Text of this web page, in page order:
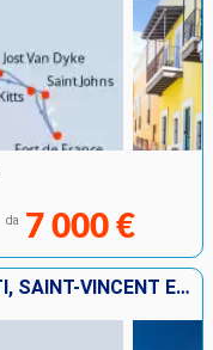
da 7 000 €
ANTIGUA E BARBUDA, STATI UNITI, SAINT-VINCENT E LE GRENADINE, JOST VAN DYKE, PORTORICO, BARBADOS, MARTINICA, DOMINICA, FRANCIA, SANTA LUCIA